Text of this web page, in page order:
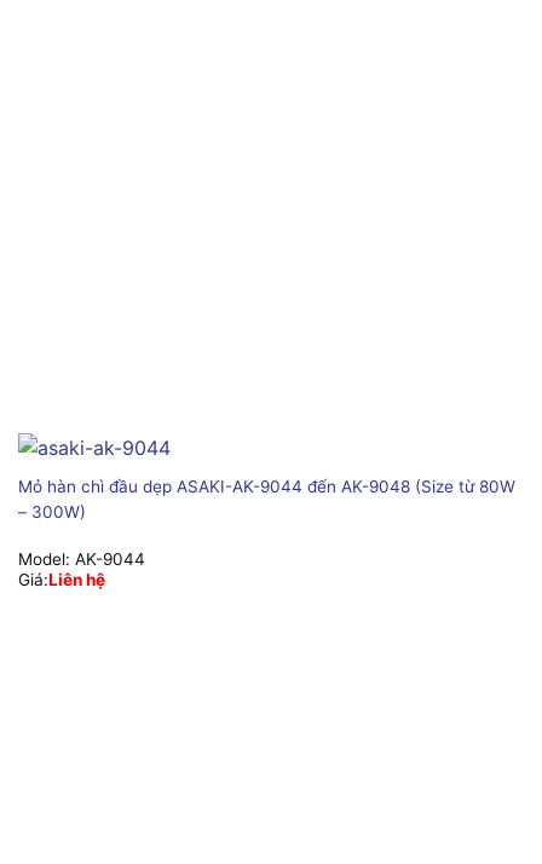
Mỏ hàn chì đầu dẹp ASAKI-AK-9044 đến AK-9048 (Size từ 80W
– 300W)
Model: AK-9044
Giá:Liên hệ